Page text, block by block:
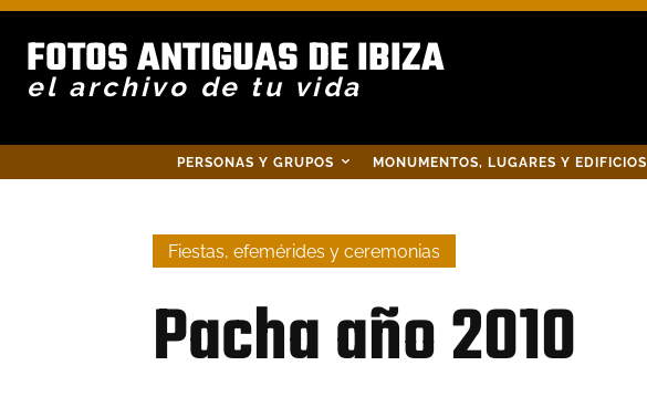
FOTOS ANTIGUAS DE IBIZA
el archivo de tu vida
PERSONAS Y GRUPOS MONUMENTOS, LUGARES Y EDIFICIOS
Fiestas, efemérides y ceremonias
Pacha año 2010